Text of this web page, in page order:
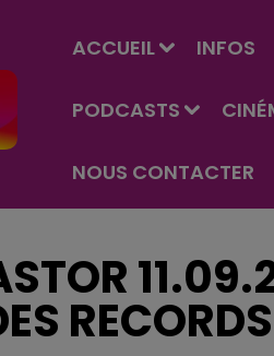
ACCUEIL INFOS
PODCASTS
NOUS CONTACTER